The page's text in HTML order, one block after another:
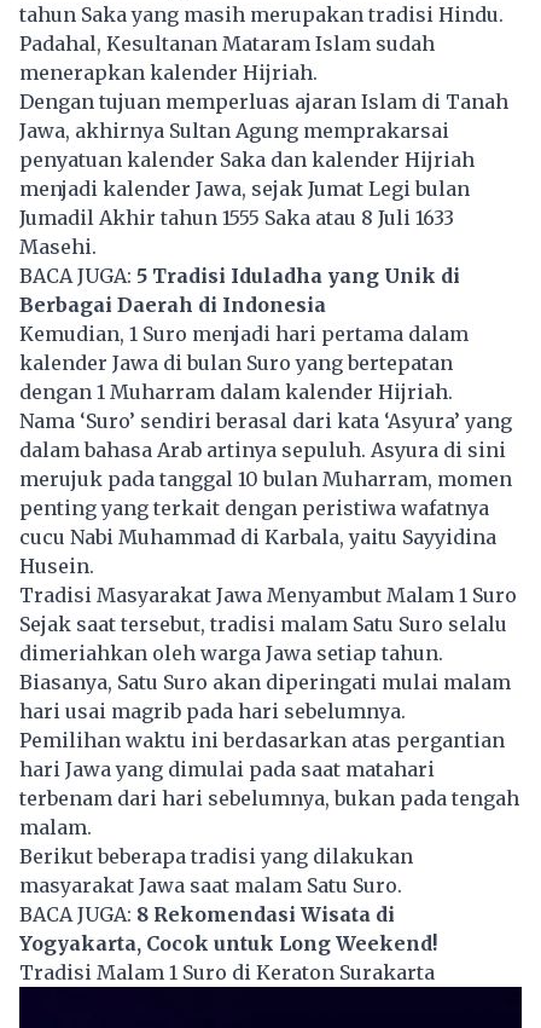
tahun Saka yang masih merupakan tradisi Hindu.
Padahal, Kesultanan Mataram Islam sudah
menerapkan kalender Hijriah.
Dengan tujuan memperluas ajaran Islam di Tanah
Jawa, akhirnya Sultan Agung memprakarsai
penyatuan kalender Saka dan kalender Hijriah
menjadi kalender Jawa, sejak Jumat Legi bulan
Jumadil Akhir tahun 1555 Saka atau 8 Juli 1633
Masehi.
BACA JUGA: 5 Tradisi Iduladha yang Unik di
Berbagai Daerah di Indonesia
Kemudian, 1 Suro menjadi hari pertama dalam
kalender Jawa di bulan Suro yang bertepatan
dengan 1 Muharram dalam kalender Hijriah.
Nama ‘Suro’ sendiri berasal dari kata ‘Asyura’ yang
dalam bahasa Arab artinya sepuluh. Asyura di sini
merujuk pada tanggal 10 bulan Muharram, momen
penting yang terkait dengan peristiwa wafatnya
cucu Nabi Muhammad di Karbala, yaitu Sayyidina
Husein.
Tradisi Masyarakat Jawa Menyambut Malam 1 Suro
Sejak saat tersebut, tradisi malam Satu Suro selalu
dimeriahkan oleh warga Jawa setiap tahun.
Biasanya, Satu Suro akan diperingati mulai malam
hari usai magrib pada hari sebelumnya.
Pemilihan waktu ini berdasarkan atas pergantian
hari Jawa yang dimulai pada saat matahari
terbenam dari hari sebelumnya, bukan pada tengah
malam.
Berikut beberapa tradisi yang dilakukan
masyarakat Jawa saat malam Satu Suro.
BACA JUGA: 8 Rekomendasi Wisata di
Yogyakarta, Cocok untuk Long Weekend!
Tradisi Malam 1 Suro di Keraton Surakarta